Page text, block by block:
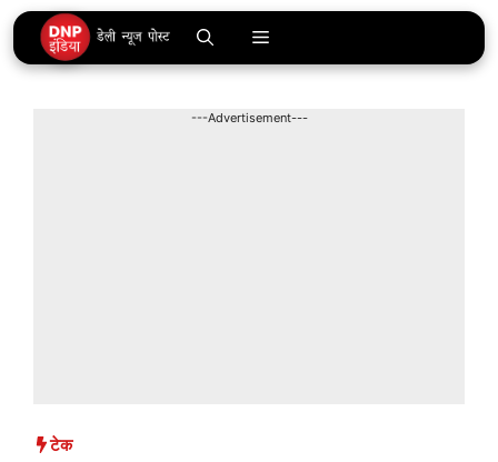
Skip
to
content
Menu
---Advertisement---
टेक